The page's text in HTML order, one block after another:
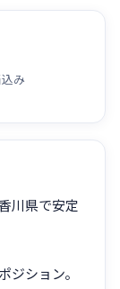
み
川県で安定
ション。